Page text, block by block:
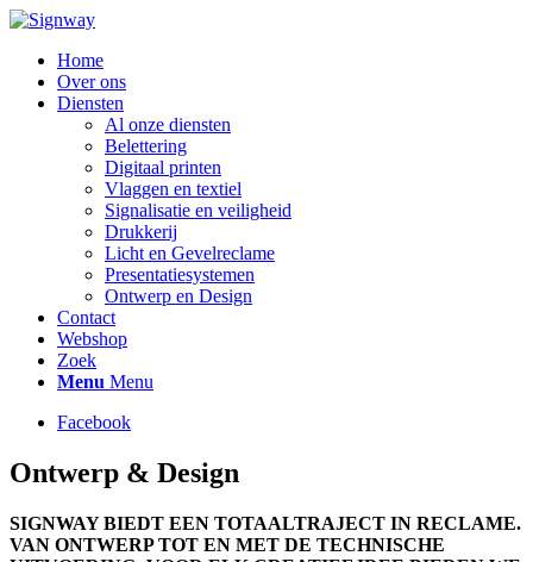
Home
Over ons
Diensten
Al onze diensten
Belettering
Digitaal printen
Vlaggen en textiel
Signalisatie en veiligheid
Drukkerij
Licht en Gevelreclame
Presentatiesystemen
Ontwerp en Design
Contact
Webshop
Zoek
Menu Menu
Facebook
Ontwerp & Design
SIGNWAY BIEDT EEN TOTAALTRAJECT IN RECLAME.
VAN ONTWERP TOT EN MET DE TECHNISCHE